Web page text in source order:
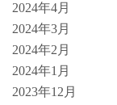
2024年4月
2024年3月
2024年2月
2024年1月
2023年12月